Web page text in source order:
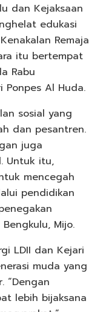
dan Kejaksaan
edukasi
Remaja
itu bertempat
Rabu
Al Huda.
sosial yang
dan pesantren.
juga
Untuk itu,
mencegah
pendidikan
Mijo.
LDII dan Kejari
muda yang
“Dengan
lebih bijaksana